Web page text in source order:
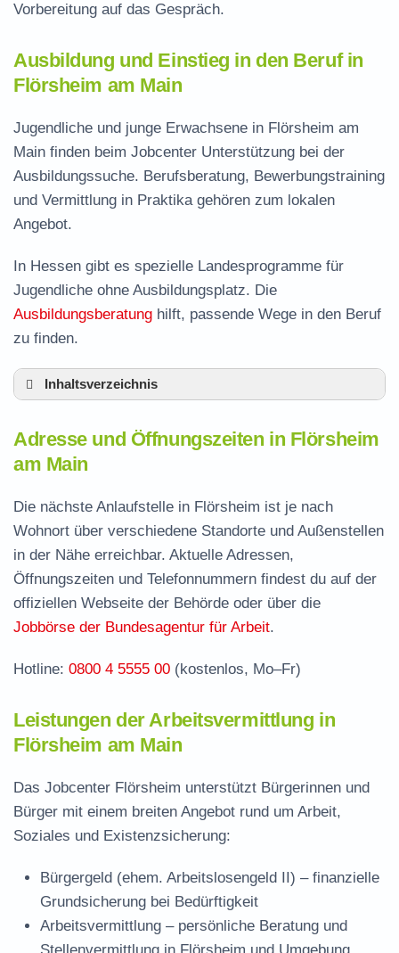
Vorbereitung auf das Gespräch.
Ausbildung und Einstieg in den Beruf in
Flörsheim am Main
Jugendliche und junge Erwachsene in Flörsheim am
Main finden beim Jobcenter Unterstützung bei der
Ausbildungssuche. Berufsberatung, Bewerbungstraining
und Vermittlung in Praktika gehören zum lokalen
Angebot.
In Hessen gibt es spezielle Landesprogramme für
Jugendliche ohne Ausbildungsplatz. Die
Ausbildungsberatung hilft, passende Wege in den Beruf
zu finden.
Inhaltsverzeichnis
Leistungen der Arbeitsvermittlung in Flörsheim
Jobcenter Main-Taunus-Kreis – zuständige
Stelle
Häufige Fragen rund ums Jobcenter
Adresse und Öffnungszeiten in Flörsheim
am Main
Die nächste Anlaufstelle in Flörsheim ist je nach
Wohnort über verschiedene Standorte und Außenstellen
in der Nähe erreichbar. Aktuelle Adressen,
Öffnungszeiten und Telefonnummern findest du auf der
offiziellen Webseite der Behörde oder über die
Jobbörse der Bundesagentur für Arbeit.
Hotline: 0800 4 5555 00 (kostenlos, Mo–Fr)
Leistungen der Arbeitsvermittlung in
Flörsheim am Main
Das Jobcenter Flörsheim unterstützt Bürgerinnen und
Bürger mit einem breiten Angebot rund um Arbeit,
Soziales und Existenzsicherung:
Bürgergeld (ehem. Arbeitslosengeld II) – finanzielle
Grundsicherung bei Bedürftigkeit
Arbeitsvermittlung – persönliche Beratung und